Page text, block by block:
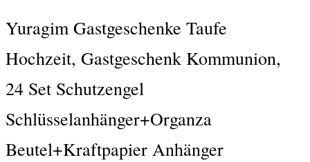
Yuragim Gastgeschenke Taufe
Hochzeit, Gastgeschenk Kommunion,
24 Set Schutzengel
Schlüsselanhänger+Organza
Beutel+Kraftpapier Anhänger